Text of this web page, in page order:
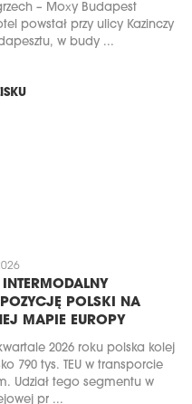
– Moxy Budapest
powstał przy ulicy Kazinczy
w budy ...
POLSKI NA
MAPIE EUROPY
2026 roku polska kolej
790 tys. TEU w transporcie
Udział tego segmentu w
pr ...